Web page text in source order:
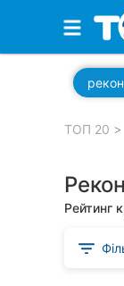
Обрані
Ветеринарні
ТОП 20
Рейтинг